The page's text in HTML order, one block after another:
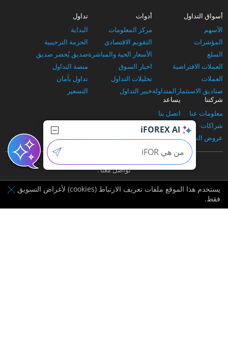
يستخدم هذا الموقع ملفات تعريف الارتباط (cookies) لأغراض التسويق
فقط.
أسواق التداول
الأسهم
المؤشرات
السلع
العملات الافتراضية
العملات
صناديق الاستثمارالمتداولة
أدوات
مركز المعلومات
التقويم الاقتصادي
الأسعار الحية والمباشرة
اخبار السوق
تحليلات التداول
خبير التداول
تداول
البداية
الحزمة الترحيبية
صديق يُحضر صديق
منصة التداول
تداول بأمان
التسعير
شركتنا
معلومات عنا
شراكات
عروض الشركاء
يساعد
اتصل بنا
الدعم والأسئلة الشائعة
وسائل الإدياع
تواصل معنا :
iFOREX AI